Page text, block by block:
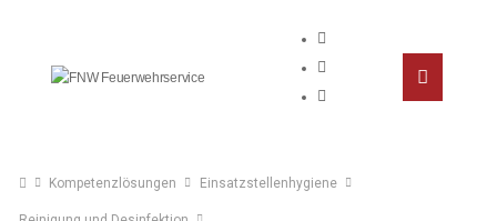
Kompetenzlösungen Einsatzstellenhygiene